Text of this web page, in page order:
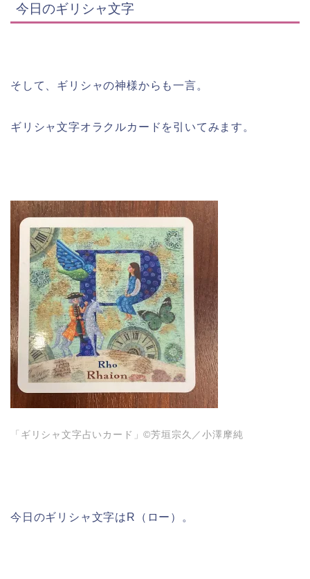
今日のギリシャ文字
そして、ギリシャの神様からも一言。
ギリシャ文字オラクルカードを引いてみます。
「ギリシャ文字占いカード」©️芳垣宗久／小澤摩純
今日のギリシャ文字はR（ロー）。